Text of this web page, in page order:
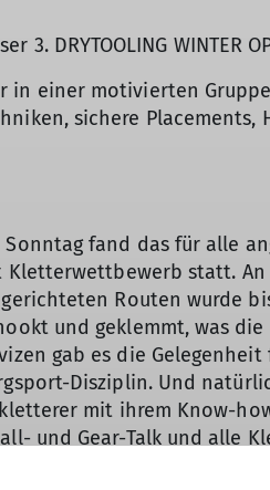
DRYTOOLING WINTER
in einer motivierten
sichere Placements,
Sonntag fand das für alle
Kletterwettbewerb statt.
Routen wurde
und geklemmt, was
gab es die
Disziplin. Und
mit ihrem Know-
und Gear-Talk und alle